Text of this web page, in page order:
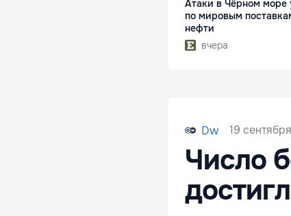
Атаки в Чёрном море
по мировым
нефти
вчера
Dw 19
Число